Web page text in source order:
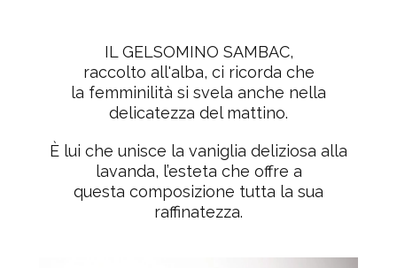
IL GELSOMINO SAMBAC,
raccolto all'alba, ci ricorda che
la femminilità si svela anche nella
delicatezza del mattino.
È lui che unisce la vaniglia deliziosa alla
lavanda, l’esteta che offre a
questa composizione tutta la sua
raffinatezza.